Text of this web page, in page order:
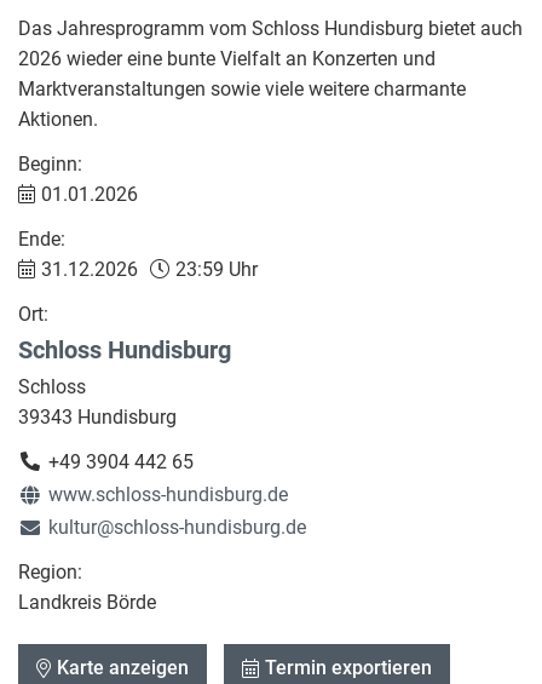
Das Jahresprogramm vom Schloss Hundisburg bietet auch
2026 wieder eine bunte Vielfalt an Konzerten und
Marktveranstaltungen sowie viele weitere charmante
Aktionen.
Beginn:
01.01.2026
Ende:
31.12.2026
23:59 Uhr
Ort:
Schloss Hundisburg
Schloss
39343 Hundisburg
+49 3904 442 65
www.schloss-hundisburg.de
kultur@schloss-hundisburg.de
Region:
Landkreis Börde
Karte anzeigen Termin exportieren